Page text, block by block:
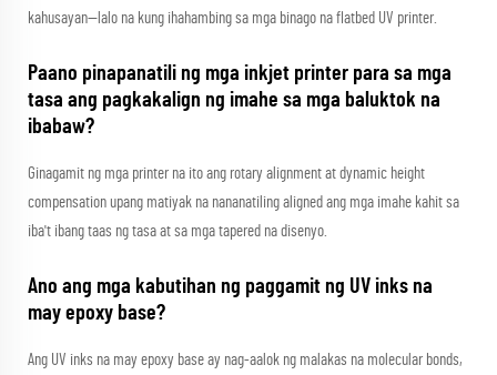
kahusayan—lalo na kung ihahambing sa mga binago na flatbed UV printer.
Paano pinapanatili ng mga inkjet printer para sa mga
tasa ang pagkakalign ng imahe sa mga baluktok na
ibabaw?
Ginagamit ng mga printer na ito ang rotary alignment at dynamic height
compensation upang matiyak na nananatiling aligned ang mga imahe kahit sa
iba't ibang taas ng tasa at sa mga tapered na disenyo.
Ano ang mga kabutihan ng paggamit ng UV inks na
may epoxy base?
Ang UV inks na may epoxy base ay nag-aalok ng malakas na molecular bonds,